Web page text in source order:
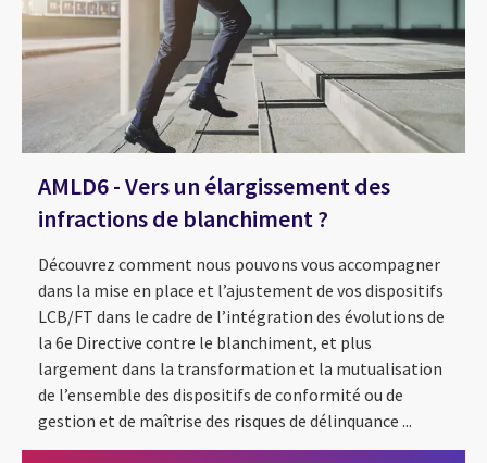
AMLD6 - Vers un élargissement des
infractions de blanchiment ?
Découvrez comment nous pouvons vous accompagner
dans la mise en place et l’ajustement de vos dispositifs
LCB/FT dans le cadre de l’intégration des évolutions de
la 6e Directive contre le blanchiment, et plus
largement dans la transformation et la mutualisation
de l’ensemble des dispositifs de conformité ou de
gestion et de maîtrise des risques de délinquance ...